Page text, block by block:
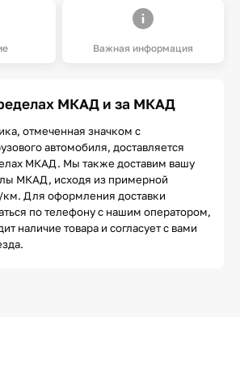
Важная информация
МКАД и за МКАД
отмеченная значком с
автомобиля, доставляется
МКАД. Мы также доставим вашу
МКАД, исходя из примерной
км. Для оформления доставки
по телефону с нашим оператором,
наличие товара и согласует с вами